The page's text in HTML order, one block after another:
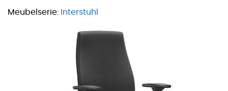
Meubelserie: Interstuhl